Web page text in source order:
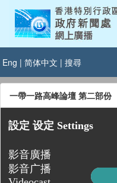
Eng | 简体中文 | 搜尋
一帶一路高峰論壇 第二部份